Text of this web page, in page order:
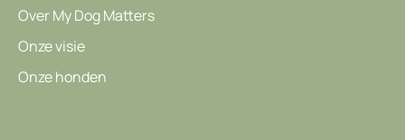
Over My Dog Matters
Onze visie
Onze honden